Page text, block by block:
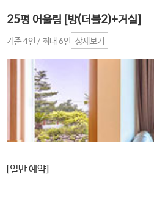
25평 어울림 [방(더블2)+거실]
기준 4인 / 최대 6인 상세보기
[일반 예약]